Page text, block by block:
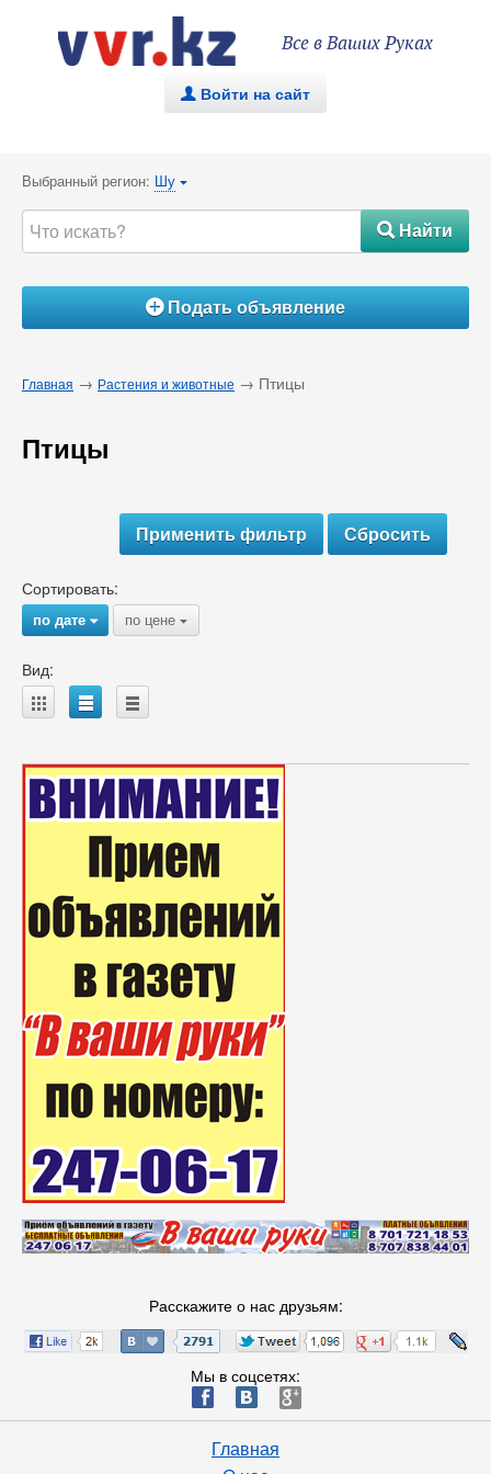
Все в Ваших Руках
. Войти на сайт
Выбранный регион: Шу {
#Найти
ÁПодать объявление
Главная → Растения и животные → Птицы
Птицы
Сортировать:
по дате{ по цене {
Вид:
A B C
Расскажите о нас друзьям:
Мы в соцсетях:
ä æ è
Главная